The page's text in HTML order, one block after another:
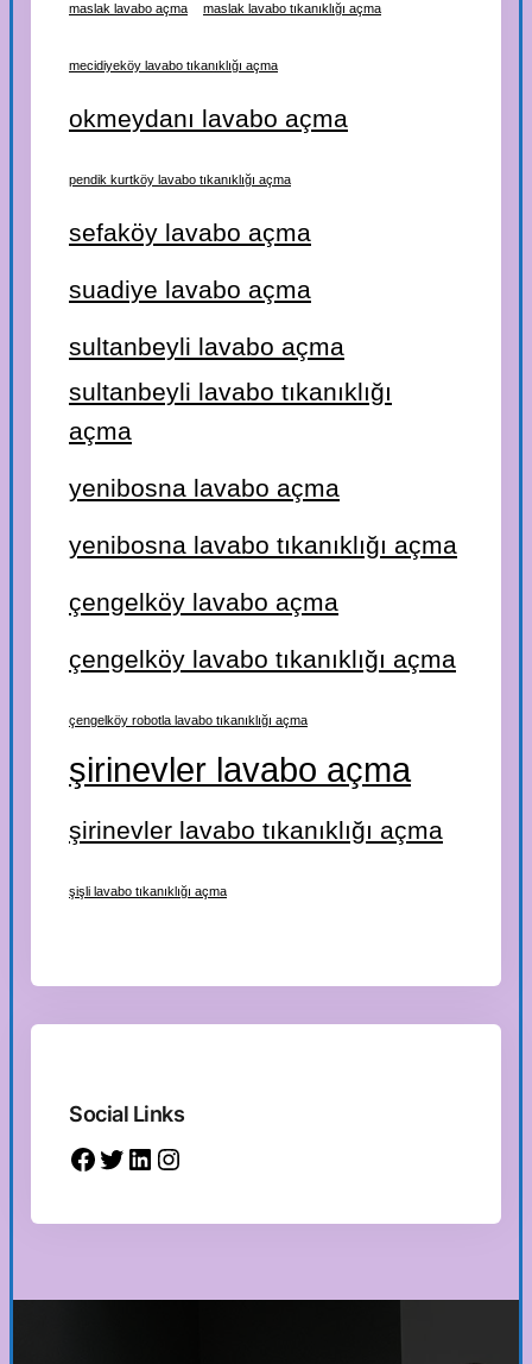
maslak lavabo açma maslak lavabo tıkanıklığı açma
mecidiyeköy lavabo tıkanıklığı açma
okmeydanı lavabo açma
pendik kurtköy lavabo tıkanıklığı açma
sefaköy lavabo açma
suadiye lavabo açma
sultanbeyli lavabo açma
sultanbeyli lavabo tıkanıklığı
açma
yenibosna lavabo açma
yenibosna lavabo tıkanıklığı açma
çengelköy lavabo açma
çengelköy lavabo tıkanıklığı açma
çengelköy robotla lavabo tıkanıklığı açma
şirinevler lavabo açma
şirinevler lavabo tıkanıklığı açma
şişli lavabo tıkanıklığı açma
Social Links
Facebook Twitter LinkedIn Instagram